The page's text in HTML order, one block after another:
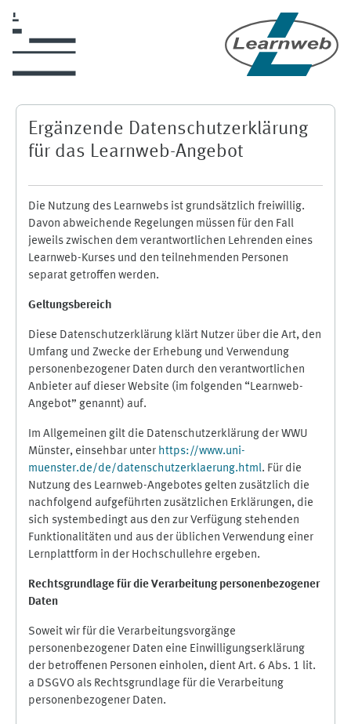
Ergänzende Datenschutzerklärung
für das Learnweb-Angebot
Die Nutzung des Learnwebs ist grundsätzlich freiwillig.
Davon abweichende Regelungen müssen für den Fall
jeweils zwischen dem verantwortlichen Lehrenden eines
Learnweb-Kurses und den teilnehmenden Personen
separat getroffen werden.
Geltungsbereich
Diese Datenschutzerklärung klärt Nutzer über die Art, den
Umfang und Zwecke der Erhebung und Verwendung
personenbezogener Daten durch den verantwortlichen
Anbieter auf dieser Website (im folgenden “Learnweb-
Angebot” genannt) auf.
Im Allgemeinen gilt die Datenschutzerklärung der WWU
Münster, einsehbar unter https://www.uni-
muenster.de/de/datenschutzerklaerung.html. Für die
Nutzung des Learnweb-Angebotes gelten zusätzlich die
nachfolgend aufgeführten zusätzlichen Erklärungen, die
sich systembedingt aus den zur Verfügung stehenden
Funktionalitäten und aus der üblichen Verwendung einer
Lernplattform in der Hochschullehre ergeben.
Rechtsgrundlage für die Verarbeitung personenbezogener
Daten
Soweit wir für die Verarbeitungsvorgänge
personenbezogener Daten eine Einwilligungserklärung
der betroffenen Personen einholen, dient Art. 6 Abs. 1 lit.
a DSGVO als Rechtsgrundlage für die Verarbeitung
personenbezogener Daten.